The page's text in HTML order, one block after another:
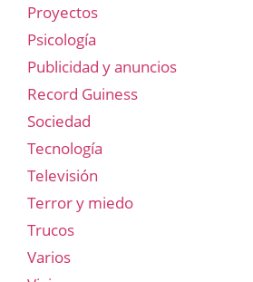
Proyectos
Psicología
Publicidad y anuncios
Record Guiness
Sociedad
Tecnología
Televisión
Terror y miedo
Trucos
Varios